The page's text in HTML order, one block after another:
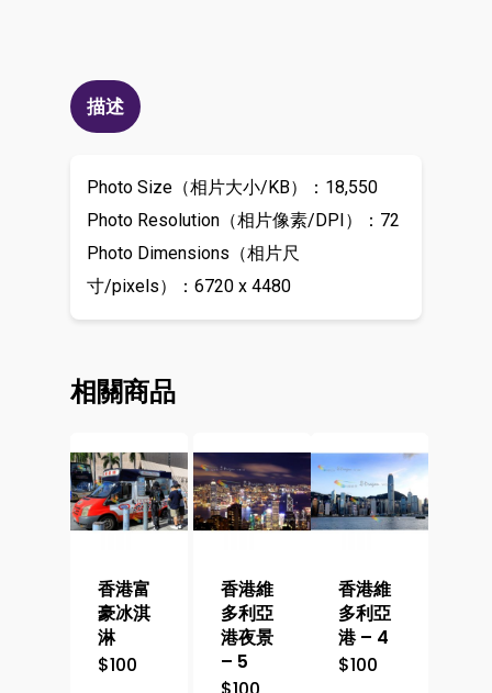
描述
Photo Size（相片大小/KB）：18,550
Photo Resolution（相片像素/DPI）：72
Photo Dimensions（相片尺
寸/pixels）：6720 x 4480
相關商品
香港富
豪冰淇
淋
$100
香港維
多利亞
港夜景
– 5
香港維
多利亞
港 – 4
$100